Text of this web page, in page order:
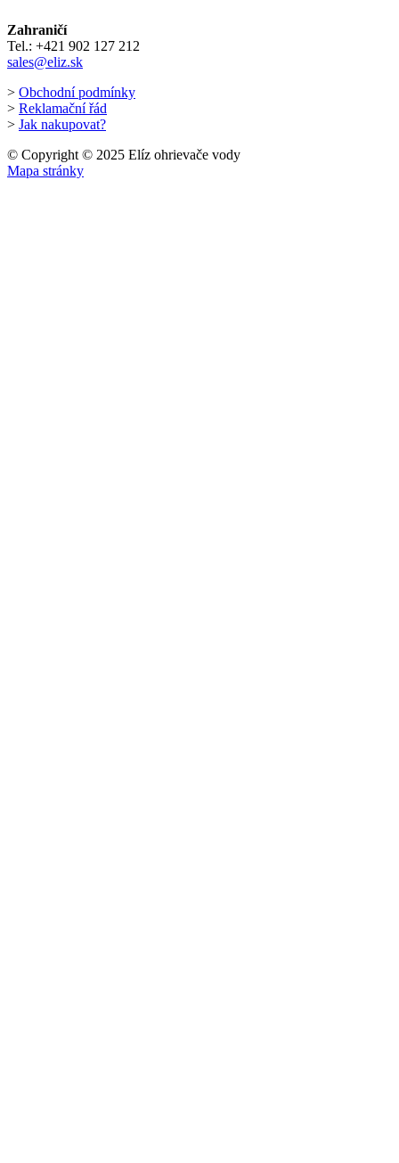
Zahraničí
Tel.: +421 902 127 212
sales@eliz.sk
> Obchodní podmínky
> Reklamační řád
> Jak nakupovat?
© Copyright © 2025 Elíz ohrievače vody
Mapa stránky